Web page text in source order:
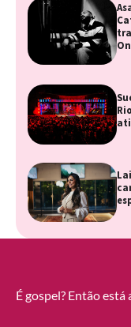
É gospel? Então está